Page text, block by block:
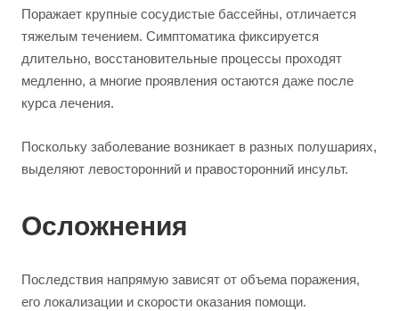
Поражает крупные сосудистые бассейны, отличается
тяжелым течением. Симптоматика фиксируется
длительно, восстановительные процессы проходят
медленно, а многие проявления остаются даже после
курса лечения.
Поскольку заболевание возникает в разных полушариях,
выделяют левосторонний и правосторонний инсульт.
Осложнения
Последствия напрямую зависят от объема поражения,
его локализации и скорости оказания помощи.